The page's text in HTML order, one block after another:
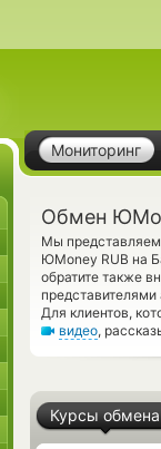
Мониторинг
Обмен
Мы представляем
ЮMoney RUB на
обратите также
Для клиентов,
видео,
Курсы обмена